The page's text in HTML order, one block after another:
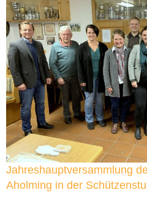
Jahreshauptversammlung
Aholming in der